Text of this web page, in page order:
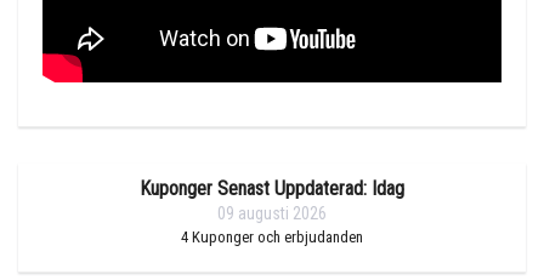
Kuponger Senast Uppdaterad: Idag
09 augusti 2026
4 Kuponger och erbjudanden